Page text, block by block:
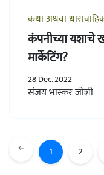
कथा अथवा
कंपनीच्या यशाचे
मार्केटिंग?
28 Dec. 2022
संजय भास्कर जोशी
1 2